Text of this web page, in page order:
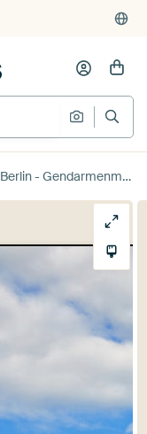
Suche
Berlin - Gendarmenmarkt und Französischer Dom